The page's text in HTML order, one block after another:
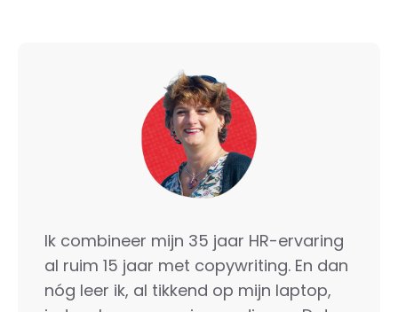
Ik combineer mijn 35 jaar HR-ervaring
al ruim 15 jaar met copywriting. En dan
nóg leer ik, al tikkend op mijn laptop,